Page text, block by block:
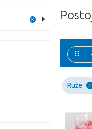
Ruže